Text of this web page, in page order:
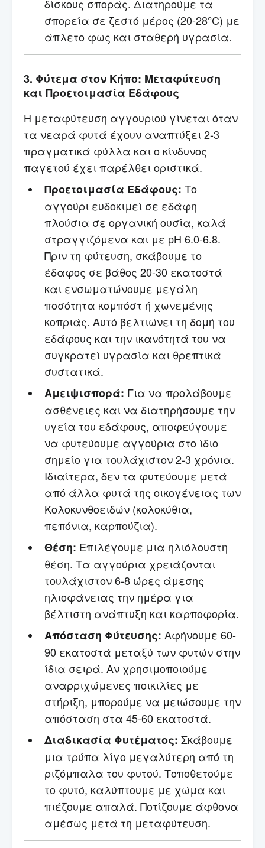
δίσκους σποράς. Διατηρούμε τα
σπορεία σε ζεστό μέρος (20-28°C) με
άπλετο φως και σταθερή υγρασία.
3. Φύτεμα στον Κήπο: Μεταφύτευση
και Προετοιμασία Εδάφους
Η μεταφύτευση αγγουριού γίνεται όταν
τα νεαρά φυτά έχουν αναπτύξει 2-3
πραγματικά φύλλα και ο κίνδυνος
παγετού έχει παρέλθει οριστικά.
Προετοιμασία Εδάφους: Το
αγγούρι ευδοκιμεί σε εδάφη
πλούσια σε οργανική ουσία, καλά
στραγγιζόμενα και με pH 6.0-6.8.
Πριν τη φύτευση, σκάβουμε το
έδαφος σε βάθος 20-30 εκατοστά
και ενσωματώνουμε μεγάλη
ποσότητα κομπόστ ή χωνεμένης
κοπριάς. Αυτό βελτιώνει τη δομή του
εδάφους και την ικανότητά του να
συγκρατεί υγρασία και θρεπτικά
συστατικά.
Αμειψισπορά: Για να προλάβουμε
ασθένειες και να διατηρήσουμε την
υγεία του εδάφους, αποφεύγουμε
να φυτεύουμε αγγούρια στο ίδιο
σημείο για τουλάχιστον 2-3 χρόνια.
Ιδιαίτερα, δεν τα φυτεύουμε μετά
από άλλα φυτά της οικογένειας των
Κολοκυνθοειδών (κολοκύθια,
πεπόνια, καρπούζια).
Θέση: Επιλέγουμε μια ηλιόλουστη
θέση. Τα αγγούρια χρειάζονται
τουλάχιστον 6-8 ώρες άμεσης
ηλιοφάνειας την ημέρα για
βέλτιστη ανάπτυξη και καρποφορία.
Απόσταση Φύτευσης: Αφήνουμε 60-
90 εκατοστά μεταξύ των φυτών στην
ίδια σειρά. Αν χρησιμοποιούμε
αναρριχώμενες ποικιλίες με
στήριξη, μπορούμε να μειώσουμε την
απόσταση στα 45-60 εκατοστά.
Διαδικασία Φυτέματος: Σκάβουμε
μια τρύπα λίγο μεγαλύτερη από τη
ριζόμπαλα του φυτού. Τοποθετούμε
το φυτό, καλύπτουμε με χώμα και
πιέζουμε απαλά. Ποτίζουμε άφθονα
αμέσως μετά τη μεταφύτευση.